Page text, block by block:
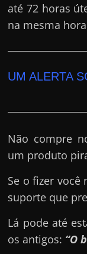
até 72 horas
na mesma
UM ALERTA
Não compre
um produto
Se o fizer você
suporte que
Lá pode até
os antigos: “O